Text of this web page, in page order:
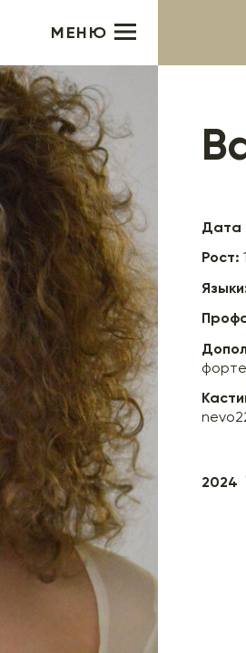
МЕНЮ
Дата
Рост:
2024